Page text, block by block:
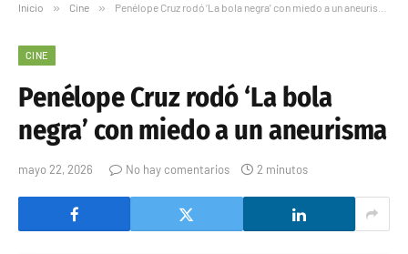
Inicio » Cine » Penélope Cruz rodó ‘La bola negra’ con miedo a un aneurisma
CINE
Penélope Cruz rodó ‘La bola
negra’ con miedo a un aneurisma
mayo 22, 2026 No hay comentarios 2 minutos